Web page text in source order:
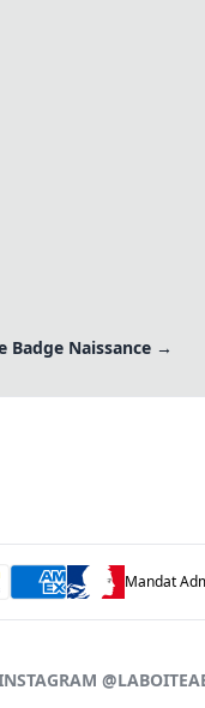
Badge Naissance →
Mandat